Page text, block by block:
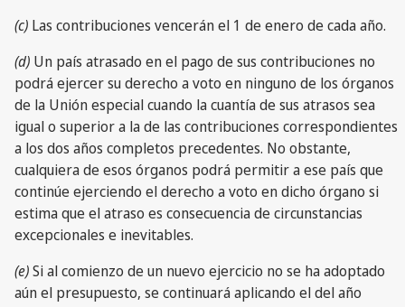
(c) Las contribuciones vencerán el 1 de enero de cada año.
(d) Un país atrasado en el pago de sus contribuciones no
podrá ejercer su derecho a voto en ninguno de los órganos
de la Unión especial cuando la cuantía de sus atrasos sea
igual o superior a la de las contribuciones correspondientes
a los dos años completos precedentes. No obstante,
cualquiera de esos órganos podrá permitir a ese país que
continúe ejerciendo el derecho a voto en dicho órgano si
estima que el atraso es consecuencia de circunstancias
excepcionales e inevitables.
(e)Si al comienzo de un nuevo ejercicio no se ha adoptado
aún el presupuesto, se continuará aplicando el del año